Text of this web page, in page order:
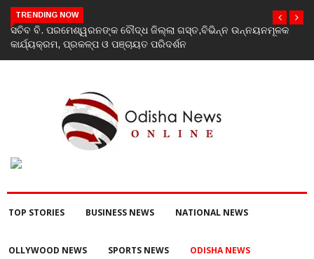
TRENDING NOW
ଗସ୍ତ,ବିଭିନ୍ନ ଉନ୍ନୟନମୂଳକ
India’s youth greatest strength,
Rahul Gandhi at ‘Chhatron Ki Goonj’
TOP STORIES BUSINESS NEWS NATIONAL NEWS
OLLYWOOD NEWS SPORTS NEWS ODISHA NEWS